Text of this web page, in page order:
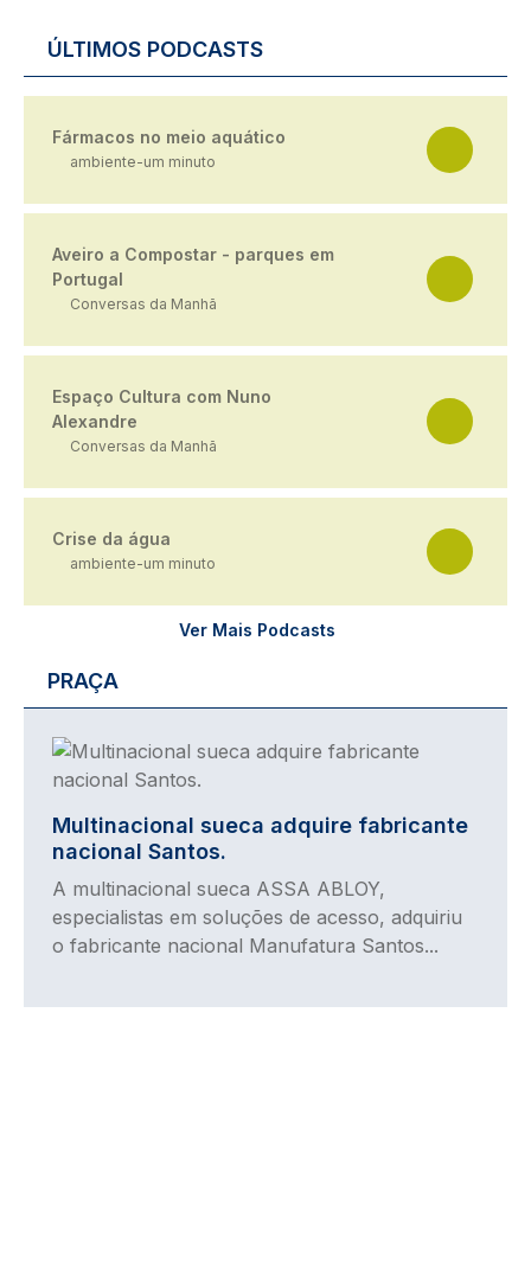
ÚLTIMOS PODCASTS
Fármacos no meio aquático
ambiente-um minuto
Aveiro a Compostar - parques em
Portugal
Conversas da Manhã
Espaço Cultura com Nuno
Alexandre
Conversas da Manhã
Crise da água
ambiente-um minuto
Ver Mais Podcasts
PRAÇA
Imagem
Multinacional sueca adquire fabricante
nacional Santos.
A multinacional sueca ASSA ABLOY,
especialistas em soluções de acesso, adquiriu
o fabricante nacional Manufatura Santos...